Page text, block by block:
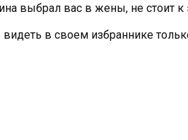
выбрал вас в жены, не стоит к
видеть в своем избраннике